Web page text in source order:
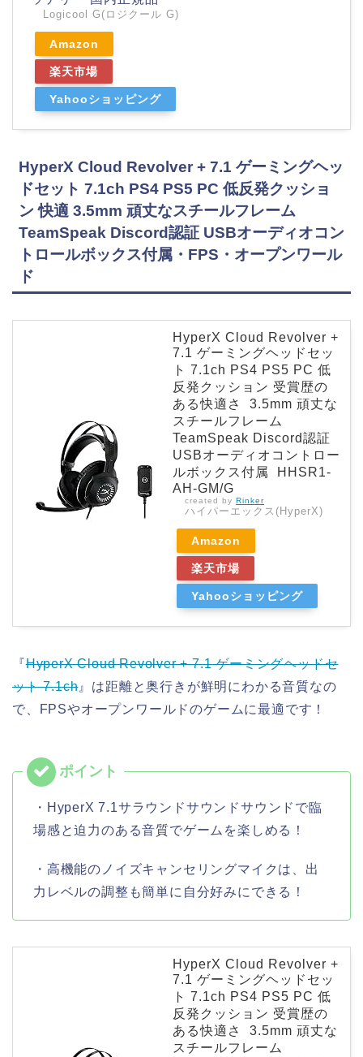
Logicool G(ロジクール G)
Amazon
楽天市場
Yahooショッピング
HyperX Cloud Revolver + 7.1 ゲーミングヘッ
ドセット 7.1ch PS4 PS5 PC 低反発クッショ
ン 快適 3.5mm 頑丈なスチールフレーム
TeamSpeak Discord認証 USBオーディオコン
トロールボックス付属・FPS・オープンワール
ド
HyperX Cloud Revolver +
7.1 ゲーミングヘッドセッ
ト 7.1ch PS4 PS5 PC 低
反発クッション 受賞歴の
ある快適さ 3.5mm 頑丈な
スチールフレーム
TeamSpeak Discord認証
USBオーディオコントロー
ルボックス付属 HHSR1-
AH-GM/G
created by Rinker
ハイパーエックス(HyperX)
Amazon
楽天市場
Yahooショッピング
『HyperX Cloud Revolver + 7.1 ゲーミングヘッドセ
ット 7.1ch』は距離と奥行きが鮮明にわかる音質なの
で、FPSやオープンワールドのゲームに最適です！
・HyperX 7.1サラウンドサウンドサウンドで臨
場感と迫力のある音質でゲームを楽しめる！
・高機能のノイズキャンセリングマイクは、出
力レベルの調整も簡単に自分好みにできる！
HyperX Cloud Revolver +
7.1 ゲーミングヘッドセッ
ト 7.1ch PS4 PS5 PC 低
反発クッション 受賞歴の
ある快適さ 3.5mm 頑丈な
スチールフレーム